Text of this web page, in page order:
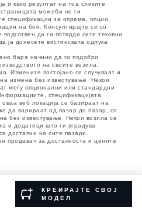
и како резултат на тоа сликите
можеби не ги
спецификации за опрема, опции,
на бои. Консултирајте се со
да ги потврди сите тековни
ја донесете вистинската одлука
бара начини да ги подобри
на своите возила,
Измените постојано се случуваат и
измена без известување. Некои
меѓу опционални или стандардни
спецификацијата,
веб локација се базираат на
да варираат од пазар до пазар, со
без известување. Некои возила се
и додатоци што ги вградува
достапни на сите пазари.
продавач за достапноста и цените
КРЕИРАЈТЕ СВОЈ
МОДЕЛ